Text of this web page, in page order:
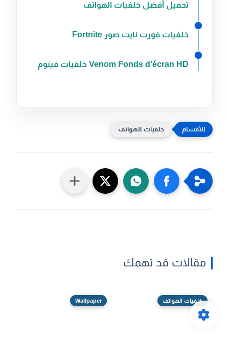
تحميل أفضل خلفيات الهواتف
خلفيات فورت نايت صور Fortnite
Venom Fonds d'écran HD خلفيات فينوم
خلفيات الهواتف
مقالات قد تهمك
خلفيات الهواتف Wallpaper